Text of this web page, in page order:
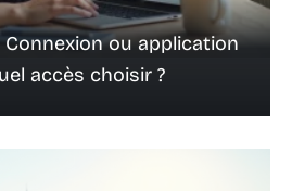
Connexion ou application
accès choisir ?